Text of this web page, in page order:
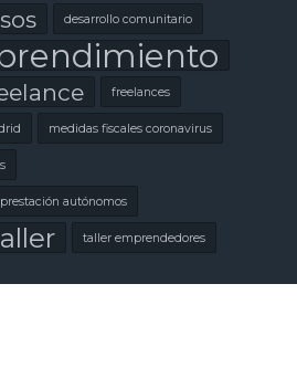
desarrollo comunitario
freelances
medidas fiscales coronavirus
prestación autónomos
taller emprendedores